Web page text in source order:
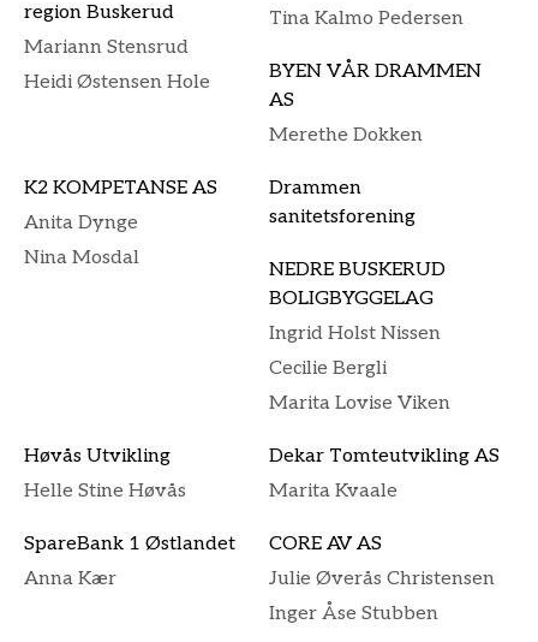
region Buskerud
Mariann Stensrud
Heidi Østensen Hole
Tina Kalmo Pedersen
BYEN VÅR DRAMMEN
AS
Merethe Dokken
K2 KOMPETANSE AS
Anita Dynge
Nina Mosdal
Drammen
sanitetsforening
NEDRE BUSKERUD
BOLIGBYGGELAG
Ingrid Holst Nissen
Cecilie Bergli
Marita Lovise Viken
Høvås Utvikling
Helle Stine Høvås
Dekar Tomteutvikling AS
Marita Kvaale
SpareBank 1 Østlandet
Anna Kær
CORE AV AS
Julie Øverås Christensen
Inger Åse Stubben